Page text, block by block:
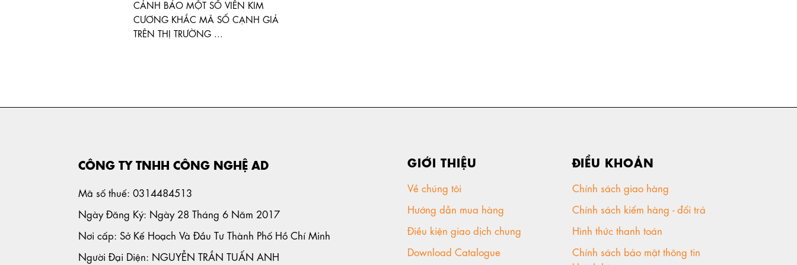
CẢNH BÁO MỘT SỐ VIÊN KIM
CƯƠNG KHẮC MÃ SỐ CẠNH GIẢ
TRÊN THỊ TRƯỜNG ...
CÔNG TY TNHH CÔNG NGHỆ AD
Mã số thuế: 0314484513
Ngày Đăng Ký: Ngày 28 Tháng 6 Năm 2017
Nơi cấp: Sở Kế Hoạch Và Đầu Tư Thành Phố Hồ Chí Minh
Người Đại Diện: NGUYỄN TRẦN TUẤN ANH
GIỚI THIỆU
Về chúng tôi
Hướng dẫn mua hàng
Điều kiện giao dịch chung
Download Catalogue
ĐIỀU KHOẢN
Chính sách giao hàng
Chính sách kiểm hàng - đổi trả
Hình thức thanh toán
Chính sách bảo mật thông tin